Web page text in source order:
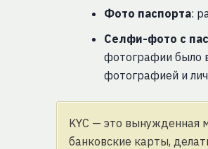
Фото паспорта:
Селфи-фото с
фотографии было
фотографией и
KYC — это вынужденная
банковские карты,